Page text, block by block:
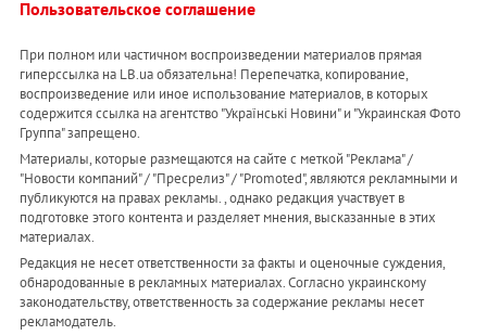
Пользовательское соглашение
При полном или частичном воспроизведении материалов прямая
гиперссылка на LB.ua обязательна! Перепечатка, копирование,
воспроизведение или иное использование материалов, в которых
содержится ссылка на агентство "Українськi Новини" и "Украинская Фото
Группа" запрещено.
Материалы, которые размещаются на сайте с меткой "Реклама" /
"Новости компаний" / "Пресрелиз" / "Promoted", являются рекламными и
публикуются на правах рекламы. , однако редакция участвует в
подготовке этого контента и разделяет мнения, высказанные в этих
материалах.
Редакция не несет ответственности за факты и оценочные суждения,
обнародованные в рекламных материалах. Согласно украинскому
законодательству, ответственность за содержание рекламы несет
рекламодатель.